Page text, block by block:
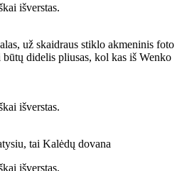
išverstas.
už skaidraus stiklo akmeninis foto
didelis pliusas, kol kas iš Wenko
išverstas.
tai Kalėdų dovana
išverstas.